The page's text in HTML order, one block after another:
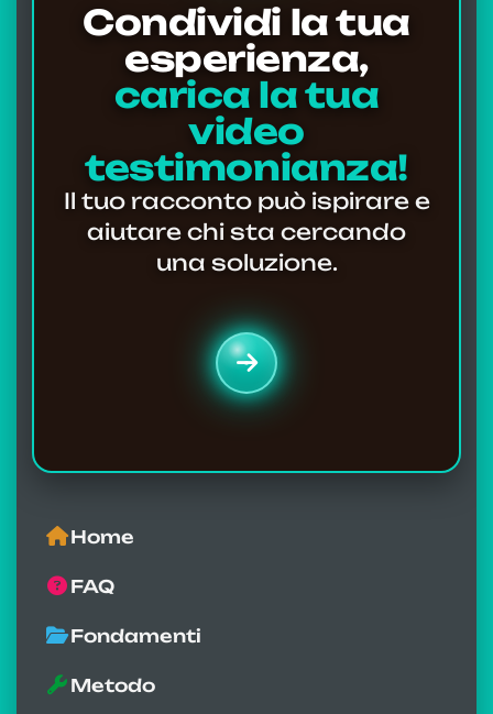
Condividi la tua
esperienza,
carica la tua
video
testimonianza!
Il tuo racconto può ispirare e
aiutare chi sta cercando
una soluzione.
Home
FAQ
Fondamenti
Metodo